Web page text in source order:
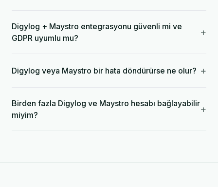
Digylog + Maystro entegrasyonu güvenli mi ve
GDPR uyumlu mu?
+
Digylog veya Maystro bir hata döndürürse ne olur? +
Birden fazla Digylog ve Maystro hesabı bağlayabilir
miyim?
+